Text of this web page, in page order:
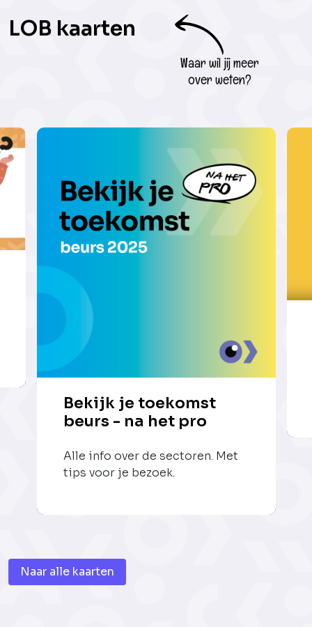
LOB kaarten
Waar wil jij meer
over weten?
Bekijk je toekomst
beurs - na het pro
Alle info over de sectoren. Met
tips voor je bezoek.
Naar alle kaarten